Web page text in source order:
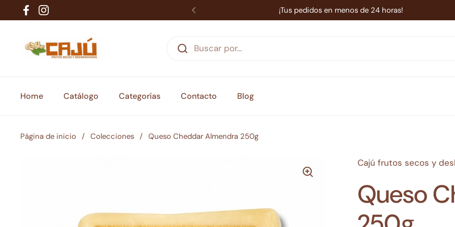
Ir al contenido
FacebookInstagram
¡Tus pedidos en menos de 24 horas!
Home Catálogo Categorías Contacto Blog
Página de inicio / Colecciones / Queso Cheddar Almendra 250g
Cajú frutos secos y
Queso